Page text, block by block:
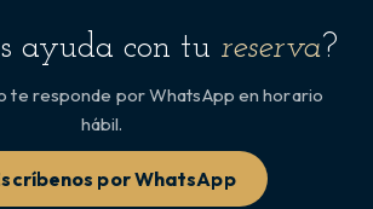
ayuda con tu reserva?
te responde por WhatsApp en horario
hábil.
por WhatsApp